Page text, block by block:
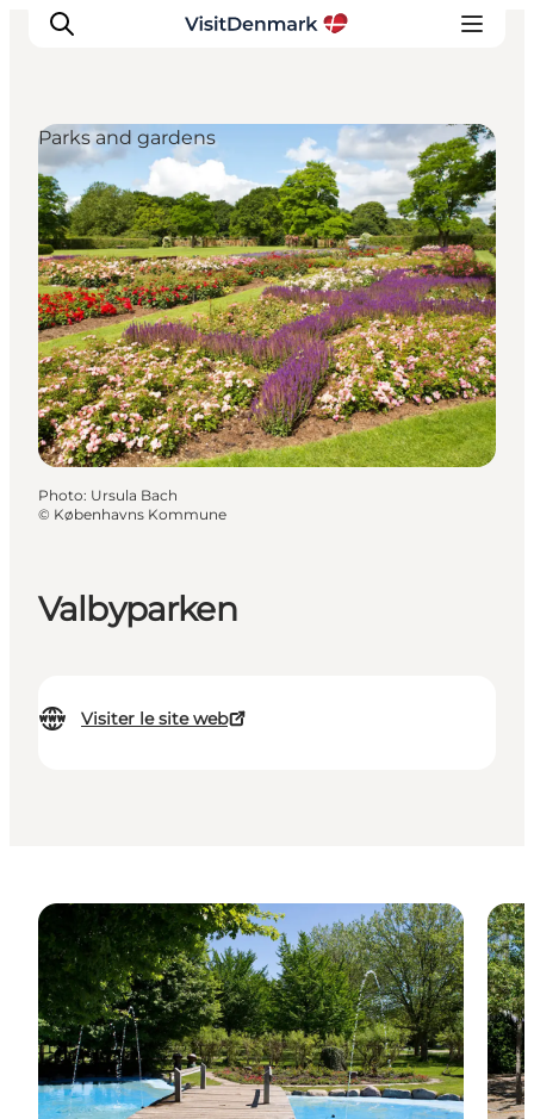
Inspirations
Destinations
Quoi faire
Hébergements
Planifiez votre voyage
Valbyparken
Visiter le site web
Parks and gardens
Photo: Ursula Bach
© Københavns Kommune